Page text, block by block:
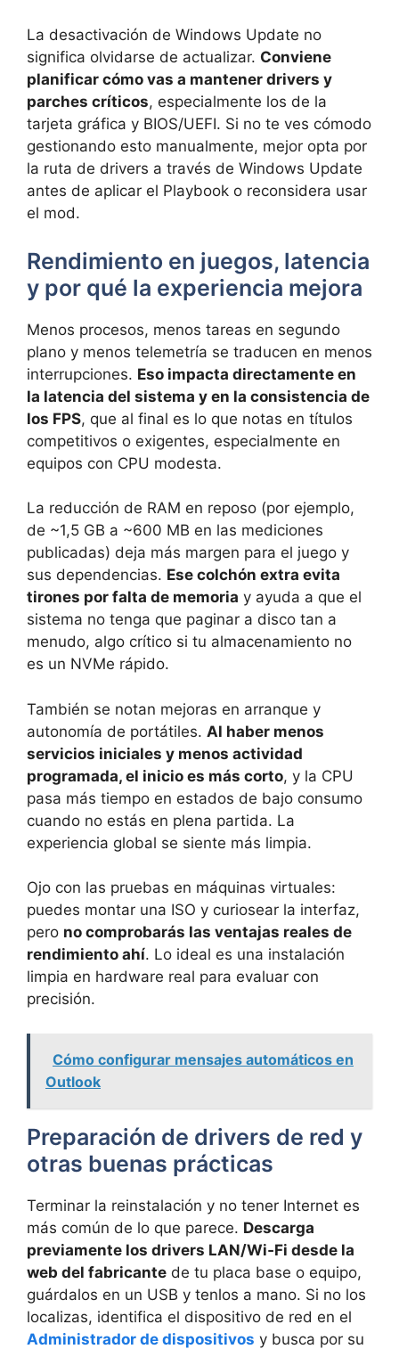
La desactivación de Windows Update no
significa olvidarse de actualizar. Conviene
planificar cómo vas a mantener drivers y
parches críticos, especialmente los de la
tarjeta gráfica y BIOS/UEFI. Si no te ves cómodo
gestionando esto manualmente, mejor opta por
la ruta de drivers a través de Windows Update
antes de aplicar el Playbook o reconsidera usar
el mod.
Rendimiento en juegos, latencia
y por qué la experiencia mejora
Menos procesos, menos tareas en segundo
plano y menos telemetría se traducen en menos
interrupciones. Eso impacta directamente en
la latencia del sistema y en la consistencia de
los FPS, que al final es lo que notas en títulos
competitivos o exigentes, especialmente en
equipos con CPU modesta.
La reducción de RAM en reposo (por ejemplo,
de ~1,5 GB a ~600 MB en las mediciones
publicadas) deja más margen para el juego y
sus dependencias. Ese colchón extra evita
tirones por falta de memoria y ayuda a que el
sistema no tenga que paginar a disco tan a
menudo, algo crítico si tu almacenamiento no
es un NVMe rápido.
También se notan mejoras en arranque y
autonomía de portátiles. Al haber menos
servicios iniciales y menos actividad
programada, el inicio es más corto, y la CPU
pasa más tiempo en estados de bajo consumo
cuando no estás en plena partida. La
experiencia global se siente más limpia.
Ojo con las pruebas en máquinas virtuales:
puedes montar una ISO y curiosear la interfaz,
pero no comprobarás las ventajas reales de
rendimiento ahí. Lo ideal es una instalación
limpia en hardware real para evaluar con
precisión.
Cómo configurar mensajes automáticos en
Outlook
Preparación de drivers de red y
otras buenas prácticas
Terminar la reinstalación y no tener Internet es
más común de lo que parece. Descarga
previamente los drivers LAN/Wi‑Fi desde la
web del fabricante de tu placa base o equipo,
guárdalos en un USB y tenlos a mano. Si no los
localizas, identifica el dispositivo de red en el
Administrador de dispositivos y busca por su